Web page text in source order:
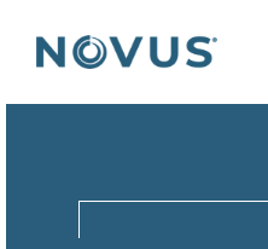
Back to home